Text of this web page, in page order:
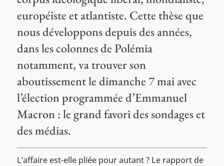
européiste et atlantiste. Cette thèse que
nous développons depuis des années,
dans les colonnes de Polémia
notamment, va trouver son
aboutissement le dimanche 7 mai avec
l’élection programmée d’Emmanuel
Macron : le grand favori des sondages et
des médias.
L’affaire est-elle pliée pour autant ? Le rapport de